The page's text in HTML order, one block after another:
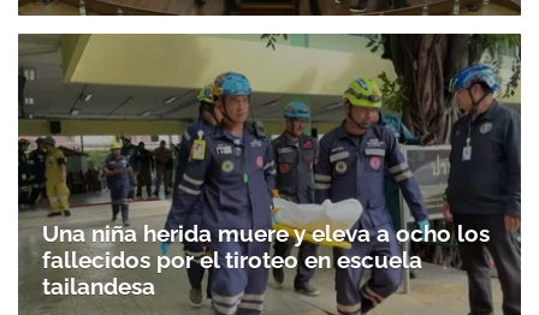
Una niña herida muere y eleva a ocho los
fallecidos por el tiroteo en escuela
tailandesa